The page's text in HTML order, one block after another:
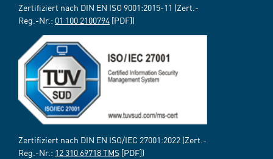
Zertifiziert nach DIN EN ISO 9001:2015-11 (Zert.-
Reg.-Nr.: 01 100 2100794 [PDF])
Zertifiziert nach DIN EN ISO/IEC 27001:2022 (Zert.-
Reg.-Nr.: 12 310 69718 TMS [PDF])